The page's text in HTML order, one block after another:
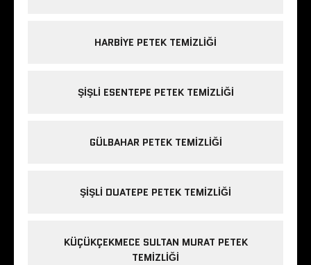
HARBIYE PETEK TEMIZLIĞI
ŞIŞLI ESENTEPE PETEK TEMIZLIĞI
GÜLBAHAR PETEK TEMIZLIĞI
ŞIŞLI DUATEPE PETEK TEMIZLIĞI
KÜÇÜKÇEKMECE SULTAN MURAT PETEK
TEMIZLIĞI